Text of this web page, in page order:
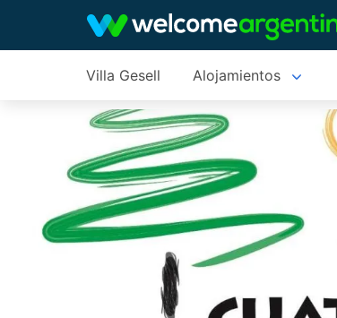
Villa Gesell Alojamientos